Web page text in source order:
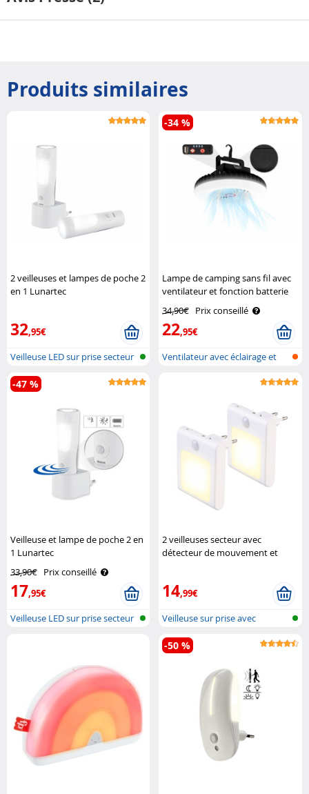
Produits similaires
2 veilleuses et lampes de poche 2
en 1 Lunartec
32,95€
Veilleuse LED sur prise secteur
ave..
Lampe de camping sans fil avec
ventilateur et fonction batterie
34,90€ Prix conseillé
22,95€
-34 %
Ventilateur avec éclairage et
Veilleuse et lampe de poche 2 en
1 Lunartec
33,90€ Prix conseillé
17,95€
-47 %
Veilleuse LED sur prise secteur
2 veilleuses secteur avec
détecteur de mouvement et
14,99€
Veilleuse sur prise avec
capteur de..
-50 %